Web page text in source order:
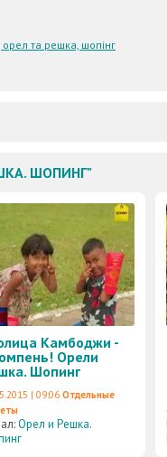
та решка, шопінг
ШОПИНГ"
Камбоджи -
Орели
Шопинг
| 09:06 Отдельные
Орел и Решка.